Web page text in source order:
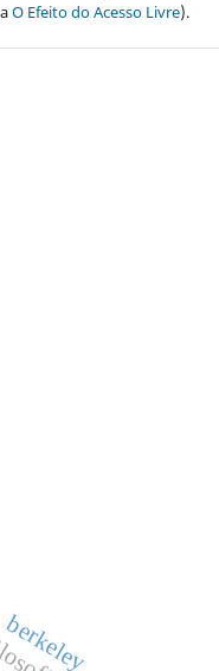
O Efeito do Acesso Livre).
berkeley